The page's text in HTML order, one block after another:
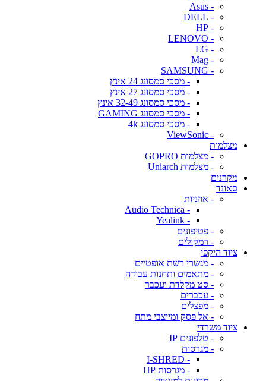
- Asus
- DELL
- HP
- LENOVO
- LG
- Mag
- SAMSUNG
- מסכי סמסונג 24 אינץ
- מסכי סמסונג 27 אינץ
- מסכי סמסונג 32-49 אינץ
- מסכי סמסונג GAMING
- מסכי סמסונג 4k
- ViewSonic
מצלמות
- מצלמות GOPRO
- מצלמות Uniarch
מקרנים
סאונד
- אוזניות
- Audio Technica
- Yealink
- פטיפונים
- רמקולים
ציוד היקפי
- מגשרי רשת אופטיים
- מתאמים ותחנות עבודה
- סט מקלדת ועכבר
- עכברים
- מפצלים
- אל פסק ומייצבי מתח
ציוד משרדי
- טלפונים IP
- מגרסות
- I-SHRED
- מגרסות HP